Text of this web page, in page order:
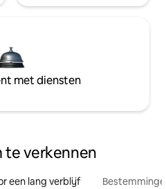
met diensten
te verkennen
een lang verblijf